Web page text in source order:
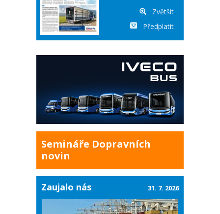
Zvětšit
Předplatit
Semináře Dopravních
novin
Zaujalo nás 31. 7. 2026